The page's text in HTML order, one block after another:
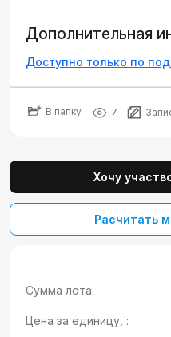
Дополнительная
Доступно только по
В папку 7
Хочу
Расчитать
Сумма лота:
Цена за единицу, :